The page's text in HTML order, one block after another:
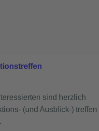
sind herzlich
(und Ausblick-) treffen